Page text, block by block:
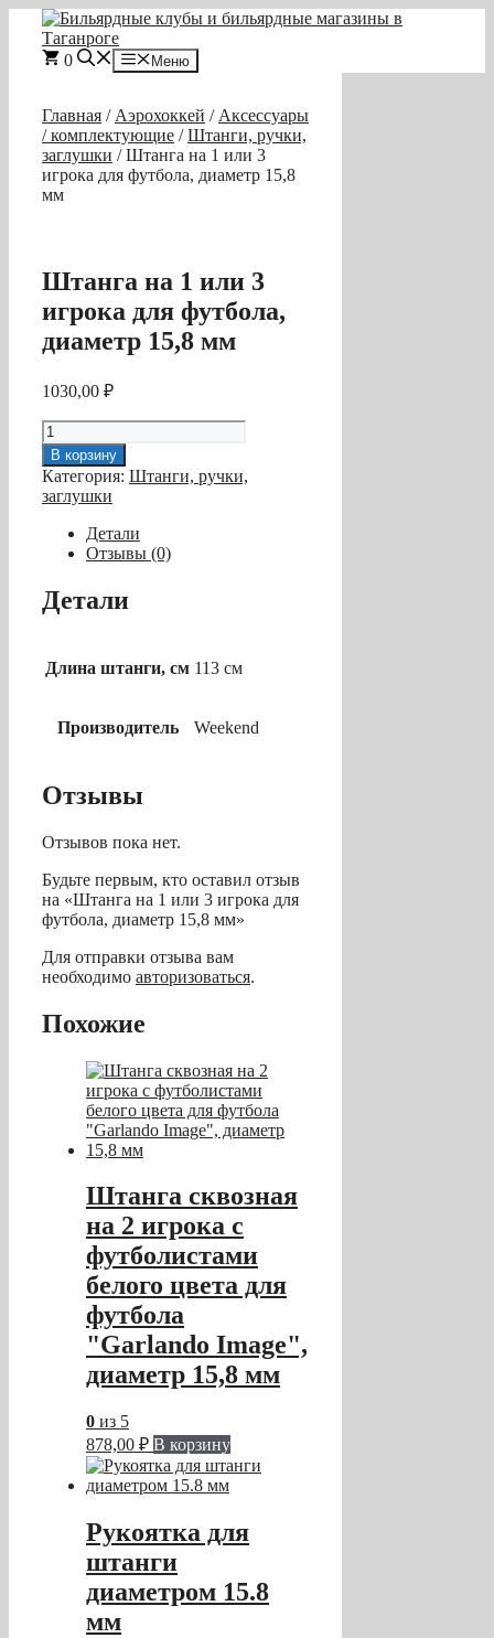
Перейти
содержимому
0 Меню
Главная / Аэрохоккей / Аксессуары
/ комплектующие /Штанги, ручки,
заглушки / Штанга на 1 или 3
игрока для футбола, диаметр 15,8
мм
Штанга на 1 или 3
игрока для футбола,
диаметр 15,8 мм
1030,00 ₽
Количество
товара
Штанга
на
1
или
игрока
для
футбола,
мм
В корзину
Категория: Штанги, ручки,
заглушки
Детали
Отзывы (0)
Детали
Длина штанги, см 113 см
Производитель Weekend
Отзывы
Отзывов пока нет.
Будьте первым, кто оставил отзыв
на «Штанга на 1 или 3 игрока для
футбола, диаметр 15,8 мм»
Для отправки отзыва вам
необходимо авторизоваться.
Похожие
Штанга сквозная
на 2 игрока c
футболистами
белого цвета для
футбола
"Garlando Image",
диаметр 15,8 мм
0 из 5
878,00 ₽ В корзину
Рукоятка для
штанги
диаметром 15.8
мм